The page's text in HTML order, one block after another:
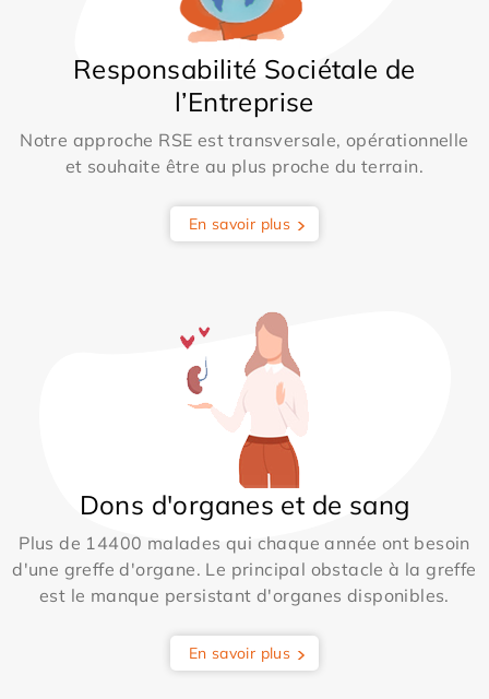
Responsabilité Sociétale de
l’Entreprise
Notre approche RSE est transversale, opérationnelle
et souhaite être au plus proche du terrain.
En savoir plus
Dons d'organes et de sang
Plus de 14400 malades qui chaque année ont besoin
d'une greffe d'organe. Le principal obstacle à la greffe
est le manque persistant d'organes disponibles.
En savoir plus